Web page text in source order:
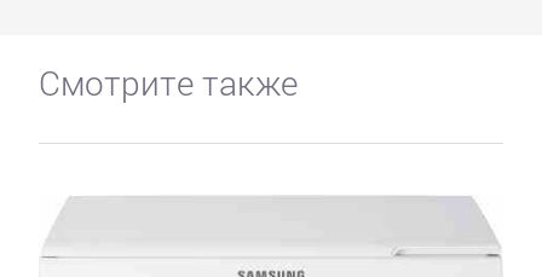
Смотрите также